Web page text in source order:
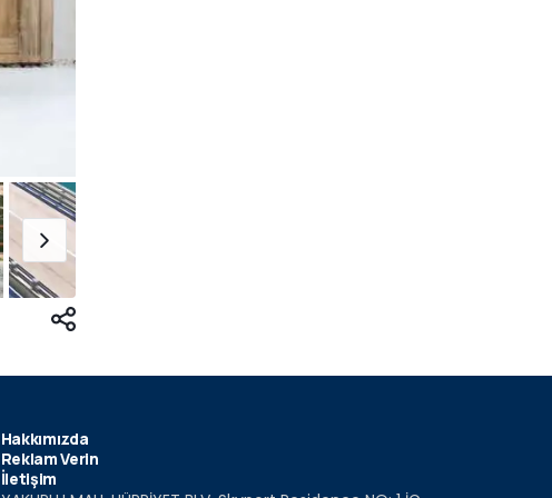
Hakkımızda
Reklam Verin
İletişim